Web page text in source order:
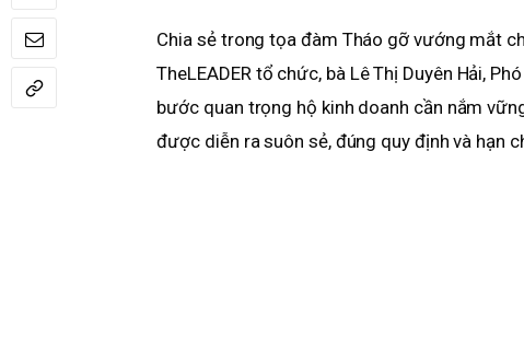
Chia sẻ trong tọa đàm Tháo gỡ vướng mắt
TheLEADER tổ chức, bà Lê Thị Duyên Hải,
bước quan trọng hộ kinh doanh cần nắm
được diễn ra suôn sẻ, đúng quy định và hạn